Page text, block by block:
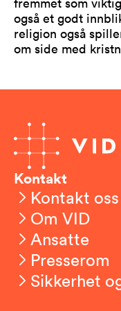
også et godt
religion også
om side med
Kontakt
Kontakt oss
Om VID
Ansatte
Presserom
Sikkerhet